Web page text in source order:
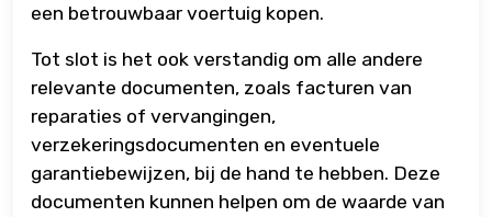
een betrouwbaar voertuig kopen.
Tot slot is het ook verstandig om alle andere
relevante documenten, zoals facturen van
reparaties of vervangingen,
verzekeringsdocumenten en eventuele
garantiebewijzen, bij de hand te hebben. Deze
documenten kunnen helpen om de waarde van